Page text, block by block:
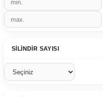
SILINDIR SAYISI